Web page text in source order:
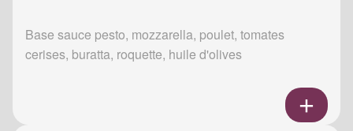
Base sauce pesto, mozzarella, poulet, tomates
cerises, buratta, roquette, huile d'olives